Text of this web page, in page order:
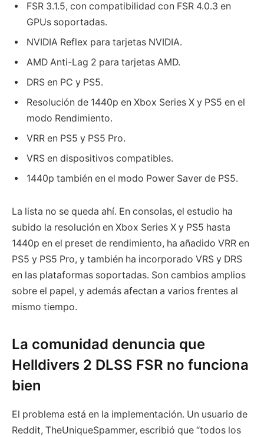
FSR 3.1.5, con compatibilidad con FSR 4.0.3 en
GPUs soportadas.
NVIDIA Reflex para tarjetas NVIDIA.
AMD Anti-Lag 2 para tarjetas AMD.
DRS en PC y PS5.
Resolución de 1440p en Xbox Series X y PS5 en el
modo Rendimiento.
VRR en PS5 y PS5 Pro.
VRS en dispositivos compatibles.
1440p también en el modo Power Saver de PS5.
La lista no se queda ahí. En consolas, el estudio ha
subido la resolución en Xbox Series X y PS5 hasta
1440p en el preset de rendimiento, ha añadido VRR en
PS5 y PS5 Pro, y también ha incorporado VRS y DRS
en las plataformas soportadas. Son cambios amplios
sobre el papel, y además afectan a varios frentes al
mismo tiempo.
La comunidad denuncia que
Helldivers 2 DLSS FSR no funciona
bien
El problema está en la implementación. Un usuario de
Reddit, TheUniqueSpammer, escribió que “todos los